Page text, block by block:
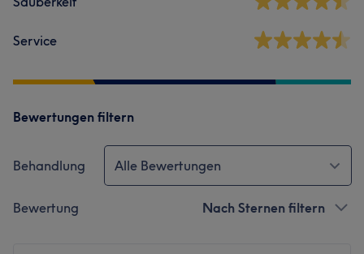
Service
Bewertungen filtern
Behandlung Alle Bewertungen
Bewertung Nach Sternen filtern